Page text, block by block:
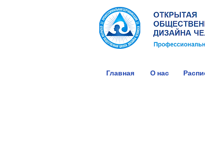
Главная О нас